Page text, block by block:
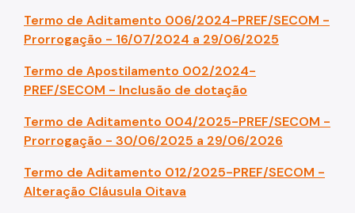
Termo de Aditamento 006/2024-PREF/SECOM -
Prorrogação - 16/07/2024 a 29/06/2025
Termo de Apostilamento 002/2024-
PREF/SECOM - Inclusão de dotação
Termo de Aditamento 004/2025-PREF/SECOM -
Prorrogação - 30/06/2025 a 29/06/2026
Termo de Aditamento 012/2025-PREF/SECOM -
Alteração Cláusula Oitava